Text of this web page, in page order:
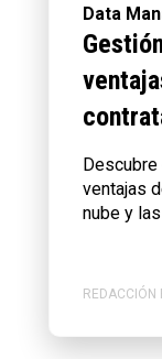
Data
ventajas
nube y
REDACCIÓN